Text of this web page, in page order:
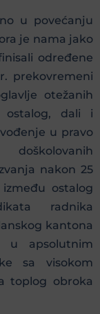
u povećanju
je nama jako
određene
prekovremeni
otežanih
ostalog, dali i
u pravo
nakon 25
ostalog
radnika
kantona
u apsolutnim
sa visokom
toplog obroka